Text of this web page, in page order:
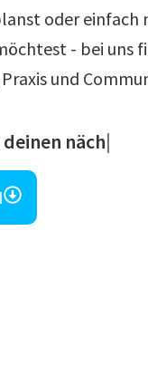
oder einfach
- bei uns
und
nächsten